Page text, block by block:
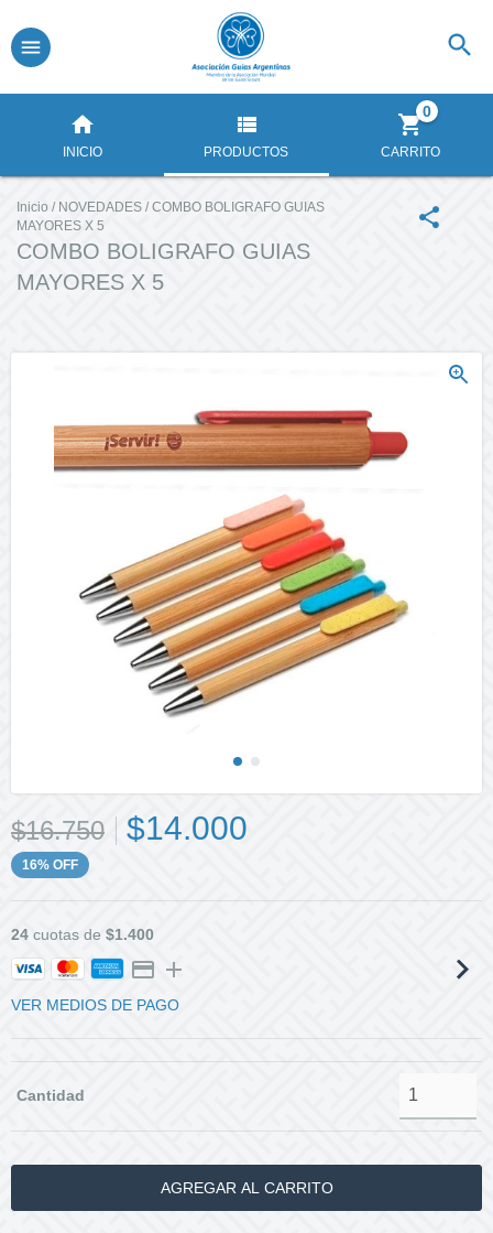
INICIO PRODUCTOS CARRITO
0
Inicio / NOVEDADES / COMBO BOLIGRAFO GUIAS
MAYORES X 5
COMBO BOLIGRAFO GUIAS
MAYORES X 5
$16.750 $14.000
16% OFF
24 cuotas de $1.400
VER MEDIOS DE PAGO
Cantidad